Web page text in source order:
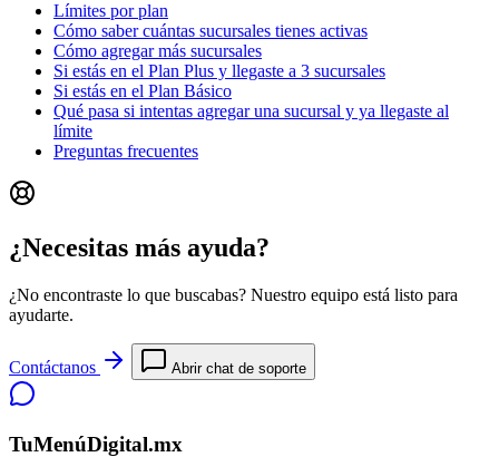
Límites por plan
Cómo saber cuántas sucursales tienes activas
Cómo agregar más sucursales
Si estás en el Plan Plus y llegaste a 3 sucursales
Si estás en el Plan Básico
Qué pasa si intentas agregar una sucursal y ya llegaste al
límite
Preguntas frecuentes
¿Necesitas más ayuda?
¿No encontraste lo que buscabas? Nuestro equipo está listo para
ayudarte.
Contáctanos Abrir chat de soporte
TuMenúDigital.mx